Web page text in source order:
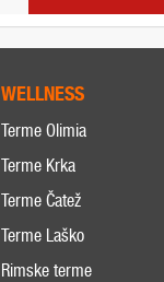
WELLNESS
Terme Olimia
Terme Krka
Terme Čatež
Terme Laško
Rimske terme